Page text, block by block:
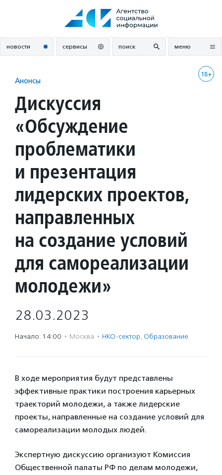
новости сервисы поиск меню
18+
Анонсы
Дискуссия
«Обсуждение
проблематики
и презентация
лидерских проектов,
направленных
на создание условий
для самореализации
молодежи»
28.03.2023
Начало: 14:00 · Москва · НКО-сектор, Образование
В ходе мероприятия будут представлены
эффективные практики построения карьерных
траекторий молодежи, а также лидерские
проекты, направленные на создание условий для
самореализации молодых людей.
Экспертную дискуссию организуют Комиссия
Общественной палаты РФ по делам молодежи,